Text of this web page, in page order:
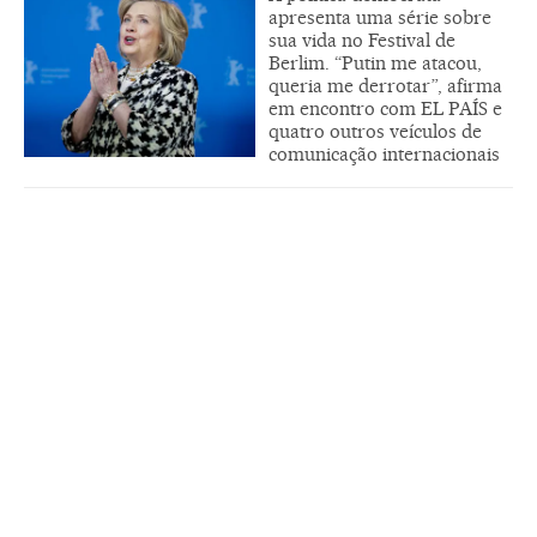
apresenta uma série sobre
sua vida no Festival de
Berlim. “Putin me atacou,
queria me derrotar”, afirma
em encontro com EL PAÍS e
quatro outros veículos de
comunicação internacionais